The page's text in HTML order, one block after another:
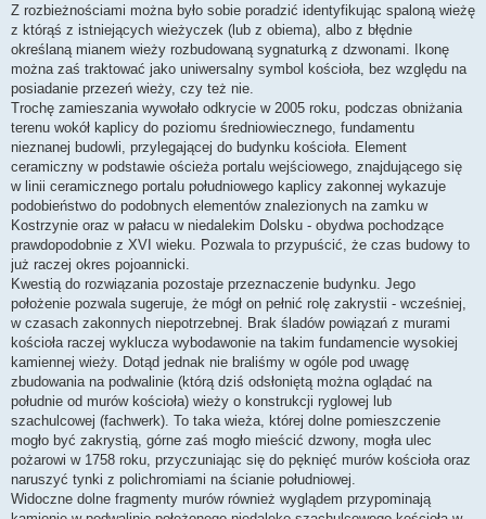
Z rozbieżnościami można było sobie poradzić identyfikując spaloną wieżę
z którąś z istniejących wieżyczek (lub z obiema), albo z błędnie
określaną mianem wieży rozbudowaną sygnaturką z dzwonami. Ikonę
można zaś traktować jako uniwersalny symbol kościoła, bez względu na
posiadanie przezeń wieży, czy też nie.
Trochę zamieszania wywołało odkrycie w 2005 roku, podczas obniżania
terenu wokół kaplicy do poziomu średniowiecznego, fundamentu
nieznanej budowli, przylegającej do budynku kościoła. Element
ceramiczny w podstawie ościeża portalu wejściowego, znajdującego się
w linii ceramicznego portalu południowego kaplicy zakonnej wykazuje
podobieństwo do podobnych elementów znalezionych na zamku w
Kostrzynie oraz w pałacu w niedalekim Dolsku - obydwa pochodzące
prawdopodobnie z XVI wieku. Pozwala to przypuścić, że czas budowy to
już raczej okres pojoannicki.
Kwestią do rozwiązania pozostaje przeznaczenie budynku. Jego
położenie pozwala sugeruje, że mógł on pełnić rolę zakrystii - wcześniej,
w czasach zakonnych niepotrzebnej. Brak śladów powiązań z murami
kościoła raczej wyklucza wybodawonie na takim fundamencie wysokiej
kamiennej wieży. Dotąd jednak nie braliśmy w ogóle pod uwagę
zbudowania na podwalinie (którą dziś odsłoniętą można oglądać na
południe od murów kościoła) wieży o konstrukcji ryglowej lub
szachulcowej (fachwerk). To taka wieża, której dolne pomieszczenie
mogło być zakrystią, górne zaś mogło mieścić dzwony, mogła ulec
pożarowi w 1758 roku, przyczuniając się do pęknięć murów kościoła oraz
naruszyć tynki z polichromiami na ścianie południowej.
Widoczne dolne fragmenty murów również wyglądem przypominają